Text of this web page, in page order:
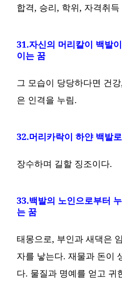
합격, 승리, 학위, 자격취
31.자신의 머리칼이 백발
이는 꿈
그 모습이 당당하다면 건
은 인격을 누림.
32.머리카락이 하얀 백발
장수하며 길할 징조이다.
33.백발의 노인으로부터
는 꿈
태몽으로, 부인과 새댁은
자를 낳는다. 재물과 돈이
다. 물질과 명예를 얻고 귀